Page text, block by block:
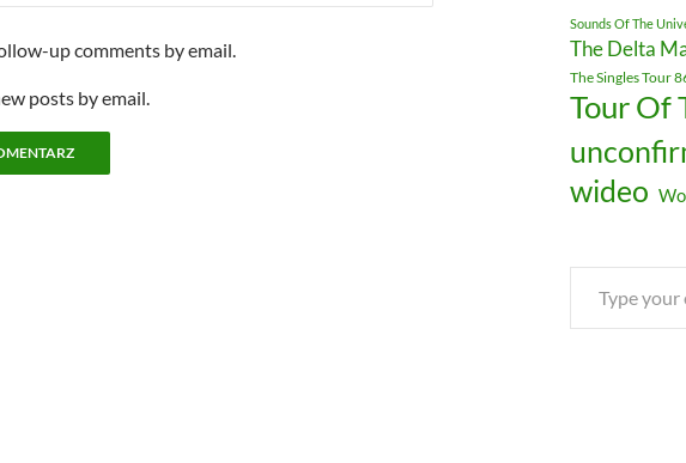
up comments by email.
posts by email.
Sounds Of The
The Delta
The Singles Tour
Tour Of
wideo